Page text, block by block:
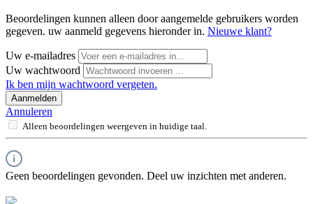
Beoordelingen kunnen alleen door aangemelde gebruikers worden
gegeven. uw aanmeld gegevens hieronder in. Nieuwe klant?
Uw e-mailadres
Uw wachtwoord
Ik ben mijn wachtwoord vergeten.
Aanmelden
Annuleren
Alleen beoordelingen weergeven in huidige taal.
Geen beoordelingen gevonden. Deel uw inzichten met anderen.